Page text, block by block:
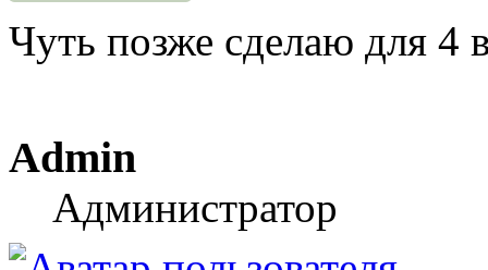
Чуть позже сделаю для 4
Admin
Администратор